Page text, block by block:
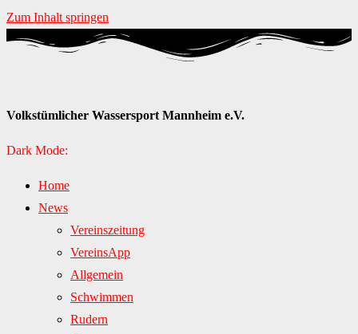
Zum Inhalt springen
Volkstümlicher Wassersport Mannheim e.V.
Dark Mode:
Home
News
Vereinszeitung
VereinsApp
Allgemein
Schwimmen
Rudern